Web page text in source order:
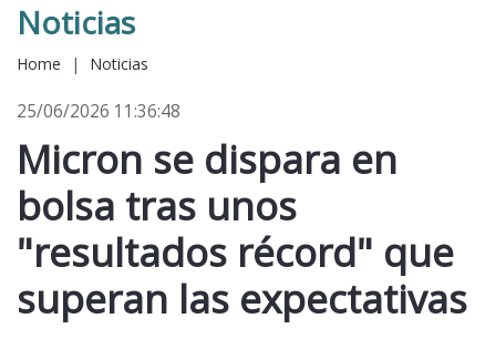
Noticias
Home | Noticias
25/06/2026 11:36:48
Micron se dispara en
bolsa tras unos
"resultados récord" que
superan las expectativas